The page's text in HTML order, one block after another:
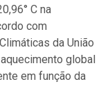
C na
com
da União
global
em função da